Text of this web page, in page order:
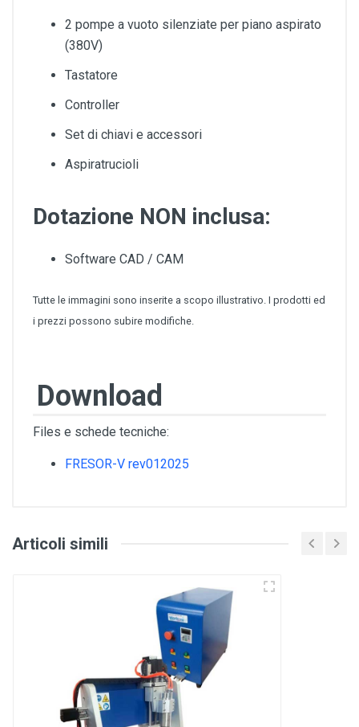
2 pompe a vuoto silenziate per piano aspirato
(380V)
Tastatore
Controller
Set di chiavi e accessori
Aspiratrucioli
Dotazione NON inclusa:
Software CAD / CAM
Tutte le immagini sono inserite a scopo illustrativo. I prodotti ed
i prezzi possono subire modifiche.
Download
Files e schede tecniche:
FRESOR-V rev012025
Articoli simili